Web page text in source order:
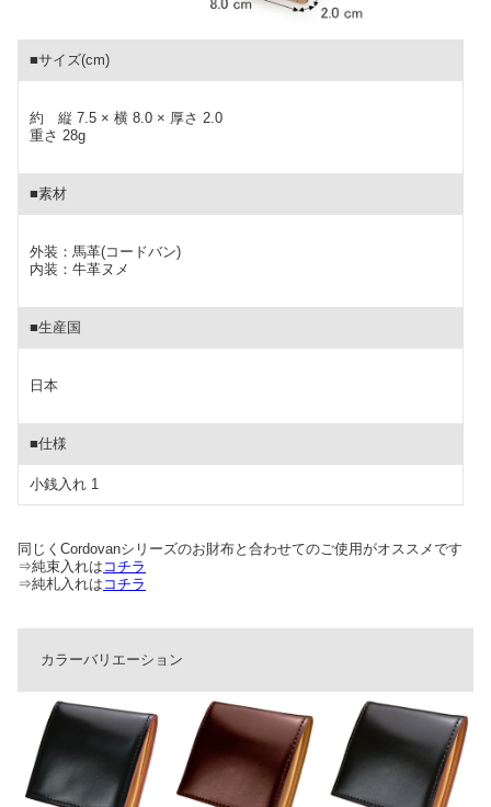
■サイズ(cm)
約 縦 7.5 × 横 8.0 × 厚さ 2.0
重さ 28g
■素材
外装：馬革(コードバン)
内装：牛革ヌメ
■生産国
日本
■仕様
小銭入れ 1
同じくCordovanシリーズのお財布と合わせてのご使用がオススメです
⇒純束入れは コチラ
⇒純札入れは コチラ
カラーバリエーション